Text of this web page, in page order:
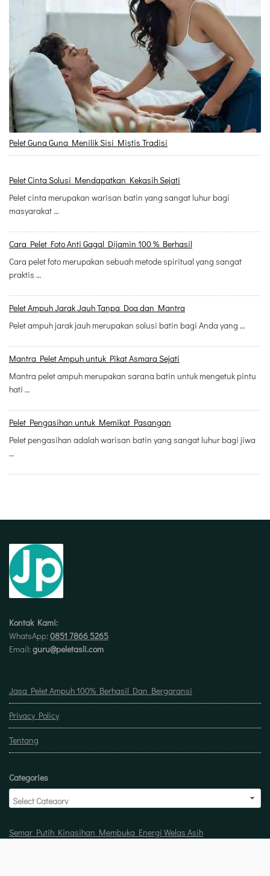
Pelet Guna Guna Menilik Sisi Mistis Tradisi
Pelet Cinta Solusi Mendapatkan Kekasih Sejati
Pelet cinta merupakan warisan batin yang sangat luhur bagi
masyarakat …
Cara Pelet Foto Anti Gagal Dijamin 100 % Berhasil
Cara pelet foto merupakan sebuah metode spiritual yang sangat
praktis …
Pelet Ampuh Jarak Jauh Tanpa Doa dan Mantra
Pelet ampuh jarak jauh merupakan solusi batin bagi Anda yang …
Mantra Pelet Ampuh untuk Pikat Asmara Sejati
Mantra pelet ampuh merupakan sarana batin untuk mengetuk pintu
hati …
Pelet Pengasihan untuk Memikat Pasangan
Pelet pengasihan adalah warisan batin yang sangat luhur bagi jiwa
…
Kontak Kami:
WhatsApp: 0851 7866 5265
Email: guru@peletasli.com
Jasa Pelet Ampuh 100% Berhasil Dan Bergaransi
Privacy Policy
Tentang
Categories
Semar Putih Kinasihan Membuka Energi Welas Asih